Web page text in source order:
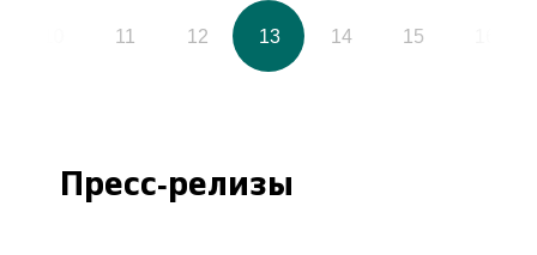
11 12 13 14 15
Пресс-релизы